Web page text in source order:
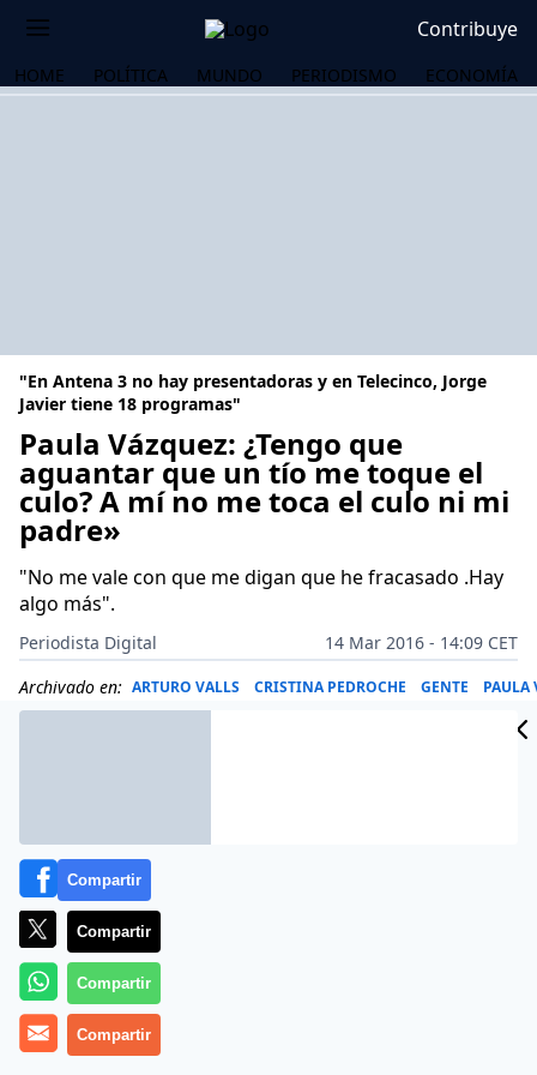
Contribuye
HOME POLÍTICA MUNDO PERIODISMO ECONOMÍA
"En Antena 3 no hay presentadoras y en Telecinco, Jorge
Javier tiene 18 programas"
Paula Vázquez: ¿Tengo que
aguantar que un tío me toque el
culo? A mí no me toca el culo ni mi
padre»
"No me vale con que me digan que he fracasado .Hay
algo más".
Periodista Digital
14 Mar 2016 - 14:09 CET
Archivado en: ARTURO VALLS CRISTINA PEDROCHE GENTE PAULA
Compartir
Compartir
Compartir
Compartir